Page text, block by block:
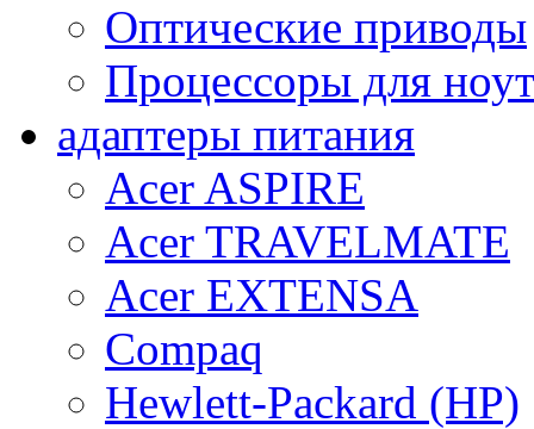
Оптические приводы
Процессоры для
адаптеры питания
Acer ASPIRE
Acer TRAVELMATE
Acer EXTENSA
Compaq
Hewlett-Packard (HP)